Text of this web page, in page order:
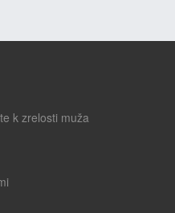
k zrelosti muža